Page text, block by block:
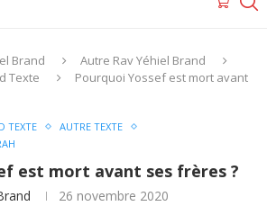
Brand
Autre Rav Yéhiel Brand
Texte
Pourquoi Yossef est mort avant
TEXTE
AUTRE TEXTE
est mort avant ses frères ?
26 novembre 2020